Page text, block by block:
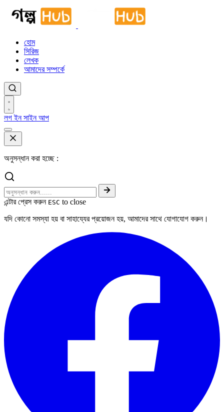
হোম
সিরিজ
লেখক
আমাদের সম্পর্কে
লগ ইনসাইন আপ
অনুসন্ধান করা হচ্ছে :
এন্টার প্রেস করুন ESC to close
যদি কোনো সমস্যা হয় বা সাহায্যের প্রয়োজন হয়, আমাদের সাথে যোগাযোগ করুন।